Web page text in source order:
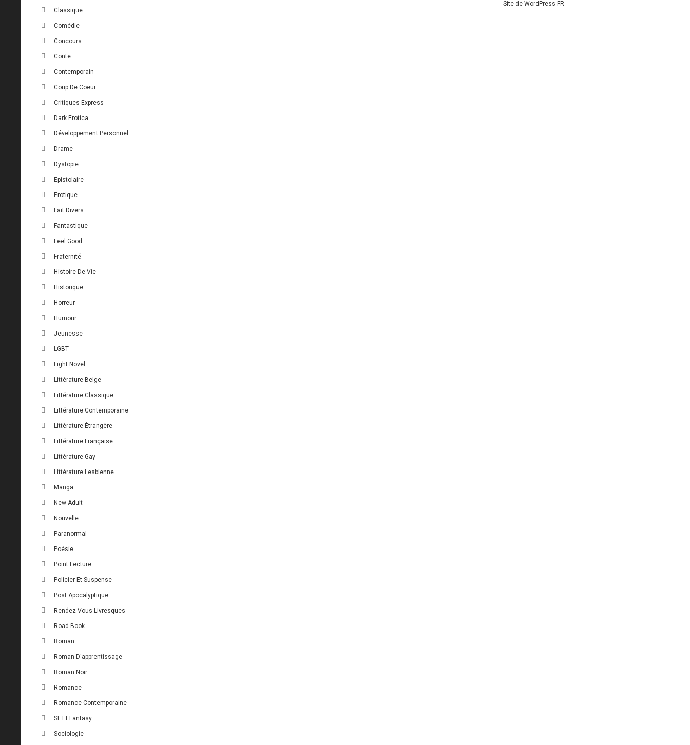
Classique
Comédie
Concours
Conte
Contemporain
Coup De Coeur
Critiques Express
Dark Erotica
Développement Personnel
Drame
Dystopie
Epistolaire
Erotique
Fait Divers
Fantastique
Feel Good
Fraternité
Histoire De Vie
Historique
Horreur
Humour
Jeunesse
LGBT
Light Novel
Littérature Belge
Littérature Classique
Littérature Contemporaine
Littérature Étrangère
Littérature Française
Littérature Gay
Littérature Lesbienne
Manga
New Adult
Nouvelle
Paranormal
Poésie
Point Lecture
Policier Et Suspense
Post Apocalyptique
Rendez-Vous Livresques
Road-Book
Roman
Roman D'apprentissage
Roman Noir
Romance
Romance Contemporaine
SF Et Fantasy
Sociologie
Site de WordPress-FR